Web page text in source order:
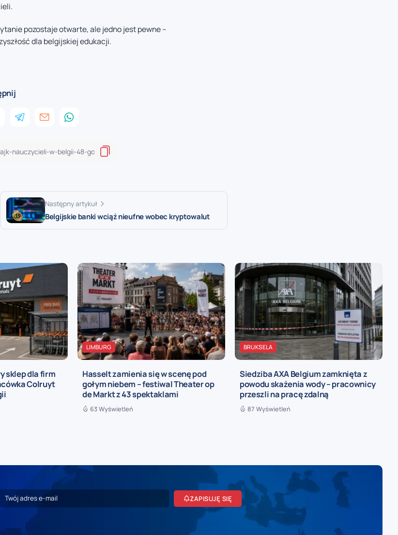
pozostaje otwarte, ale jedno jest pewne –
dla belgijskiej edukacji.
Następny artykuł
Belgijskie banki wciąż nieufne wobec kryptowalut
sklep dla firm
Colruyt
LIMBURG
Hasselt zamienia się w scenę pod
gołym niebem – festiwal Theater op
de Markt z 43 spektaklami
63 Wyświetleń
BRUKSELA
Siedziba AXA Belgium zamknięta z
powodu skażenia wody – pracownicy
przeszli na pracę zdalną
87 Wyświetleń
ZAPISUJĘ SIĘ